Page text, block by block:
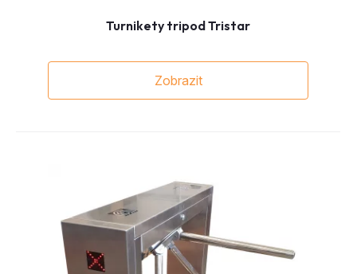
Turnikety tripod Tristar
Zobrazit